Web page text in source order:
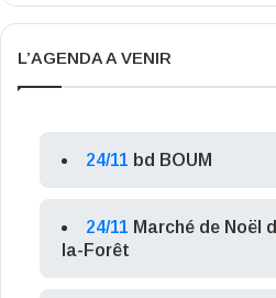
L’AGENDA A VENIR
24/11 bd BOUM
24/11 Marché de Noël
la-Forêt